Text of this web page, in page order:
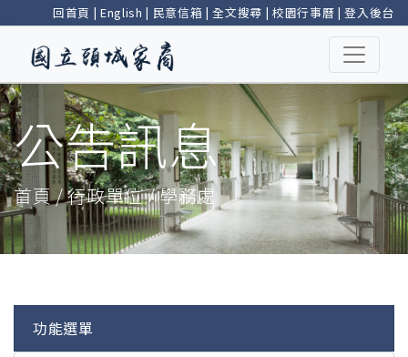
回首頁 | English | 民意信箱 |全文搜尋 | 校園行事曆 |登入後台
公告訊息
首頁 / 行政單位 / 學務處
功能選單